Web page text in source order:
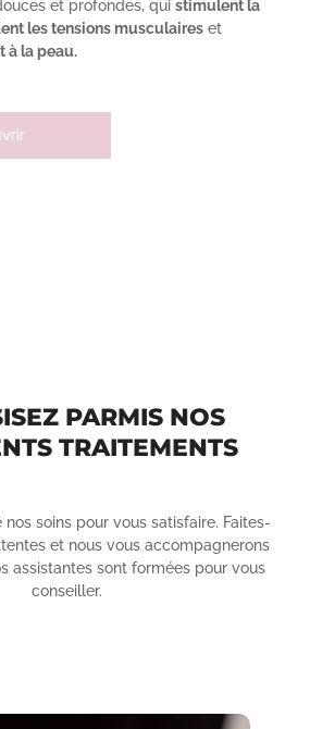
et profondes, qui stimulent la
les tensions musculaires et
à la peau.
PARMIS NOS
TRAITEMENTS
soins pour vous satisfaire. Faites-
et nous vous accompagnerons
assistantes sont formées pour vous
conseiller.